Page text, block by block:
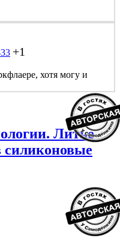
+1
хотя могу и
Литье
силиконовые